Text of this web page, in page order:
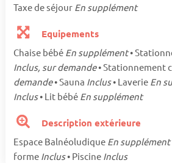
Taxe de séjour En supplément
Equipements
Chaise bébé En supplément•
Inclus, sur demande• Stationnement
demande• Sauna Inclus• Laverie En
Inclus• Lit bébé En supplément
Description extérieure
Espace Balnéoludique En supplément
forme Inclus• Piscine Inclus